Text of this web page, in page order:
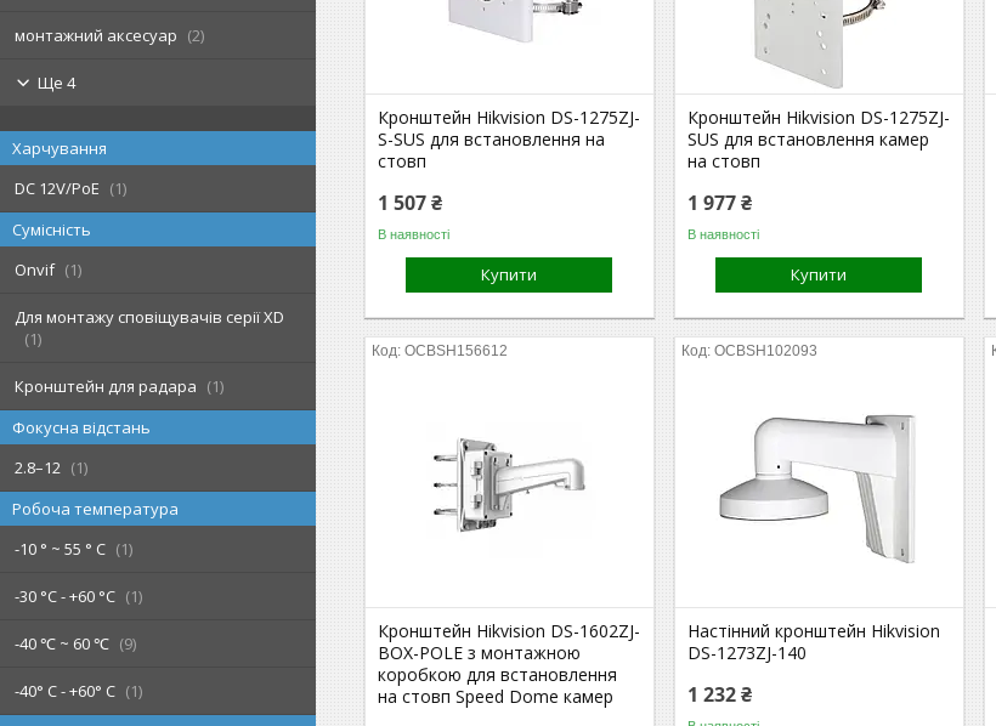
монтажний аксесуар 2
Ще 4
Харчування
DC 12V/PoE
1
Сумісність
Onvif
1
Для монтажу сповіщувачів серії XD
1
Кронштейн для радара
1
Фокусна відстань
2.8–12
1
Робоча температура
-10 ° ~ 55 ° С
1
-30 °C - +60 °C 1
-40 ℃ ~ 60 ℃ 9
-40° C - +60° C
1
Кронштейн Hikvision DS-1275ZJ-
S-SUS для встановлення на
стовп
1 507 ₴
В наявності
Купити
Кронштейн Hikvision DS-1275ZJ-
SUS для встановлення камер
на стовп
1 977 ₴
В наявності
Купити
OCBSH156612
Кронштейн Hikvision DS-1602ZJ-
ВОХ-POLE з монтажною
коробкою для встановлення
на стовп Speed Dome камер
OCBSH102093
Настінний кронштейн Hikvision
DS-1273ZJ-140
1 232 ₴